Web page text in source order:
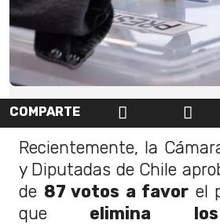
COMPARTE
Recientemente, la
y Diputadas de Chile
de 87 votos a favor el
que elimina los